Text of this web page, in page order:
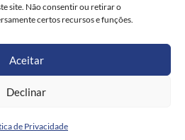
site. Não consentir ou retirar o
certos recursos e funções.
Aceitar
Declinar
de Privacidade